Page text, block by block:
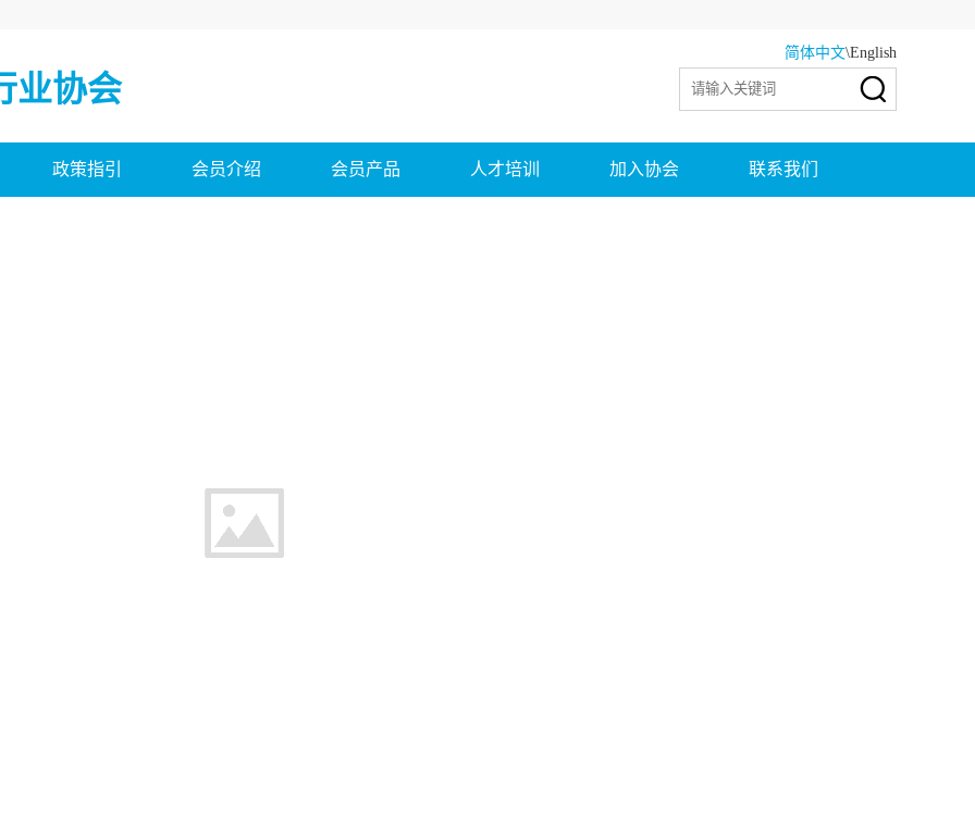
业协会
简体中文\English
政策指引 会员介绍 会员产品 人才培训 加入协会 联系我们